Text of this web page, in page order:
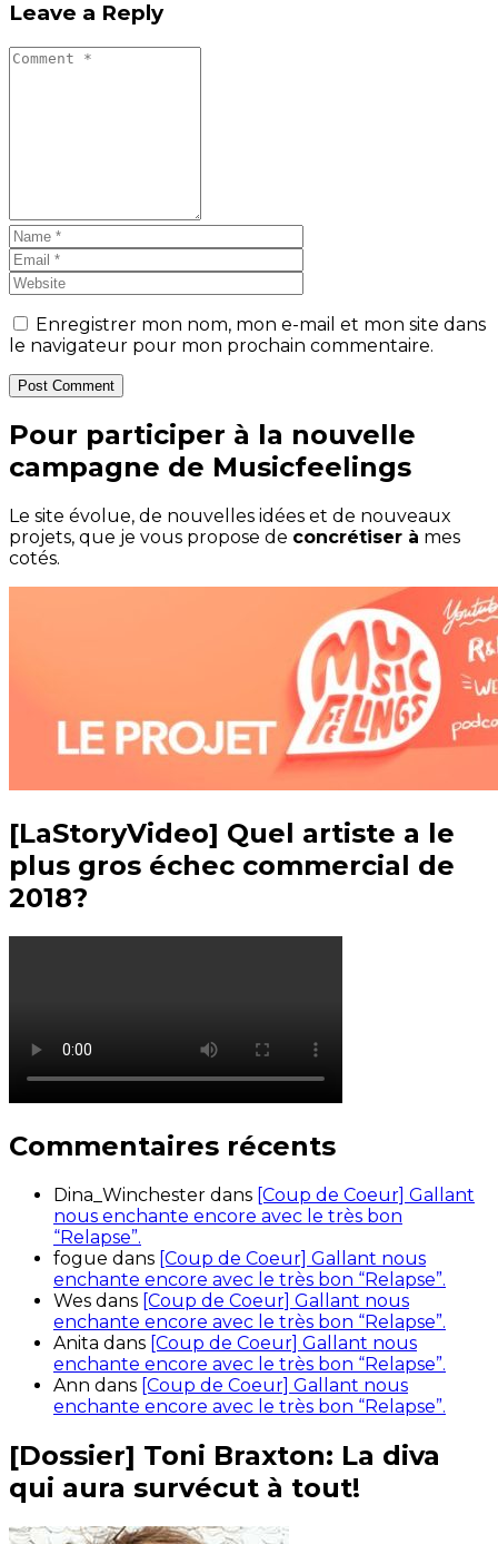
Leave a Reply
Enregistrer mon nom, mon e-mail et mon site dans
le navigateur pour mon prochain commentaire.
Post Comment
Pour participer à la nouvelle
campagne de Musicfeelings
Le site évolue, de nouvelles idées et de nouveaux
projets, que je vous propose de concrétiser à mes
cotés.
[LaStoryVideo] Quel artiste a le
plus gros échec commercial de
2018?
Commentaires récents
Dina_Winchester dans [Coup de Coeur] Gallant
nous enchante encore avec le très bon
“Relapse”.
fogue dans [Coup de Coeur] Gallant nous
enchante encore avec le très bon “Relapse”.
Wes dans [Coup de Coeur] Gallant nous
enchante encore avec le très bon “Relapse”.
Anita dans [Coup de Coeur] Gallant nous
enchante encore avec le très bon “Relapse”.
Ann dans [Coup de Coeur] Gallant nous
enchante encore avec le très bon “Relapse”.
[Dossier] Toni Braxton: La diva
qui aura survécut à tout!